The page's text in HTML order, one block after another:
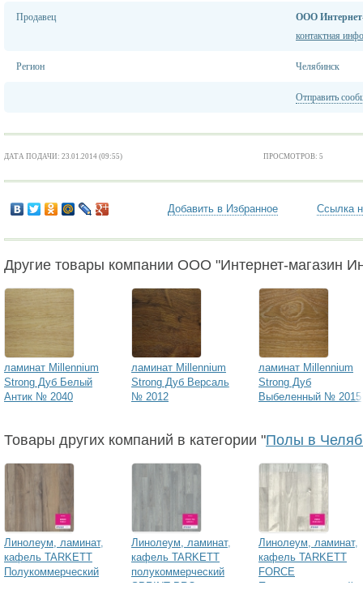
Продавец
ООО
контактная
Регион Челябинск
Отправить
ДАТА ПОДАЧИ: 23.01.2014 (09:55) ПРОСМОТРОВ: 5
Добавить в Избранное Ссылка
Другие товары компании ООО "Интернет-магазин
ламинат Millennium
Strong Дуб Белый
Антик № 2040
ламинат Millennium
Strong Дуб Версаль
№ 2012
ламинат Millennium
Strong Дуб
Выбеленный № 2015
Товары других компаний в категории "Полы в
Линолеум, ламинат,
кафель TARKETT
Полукоммерческий
Линолеум, ламинат,
кафель TARKETT
полукоммерческий
SPRINT PRO
Линолеум, ламинат,
кафель TARKETT
FORCE
Полукоммерческий